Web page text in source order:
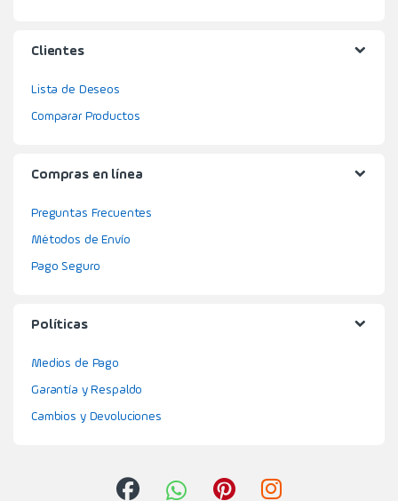
Clientes
Lista de Deseos
Comparar Productos
Compras en línea
Preguntas Frecuentes
Métodos de Envío
Pago Seguro
Políticas
Medios de Pago
Garantía y Respaldo
Cambios y Devoluciones